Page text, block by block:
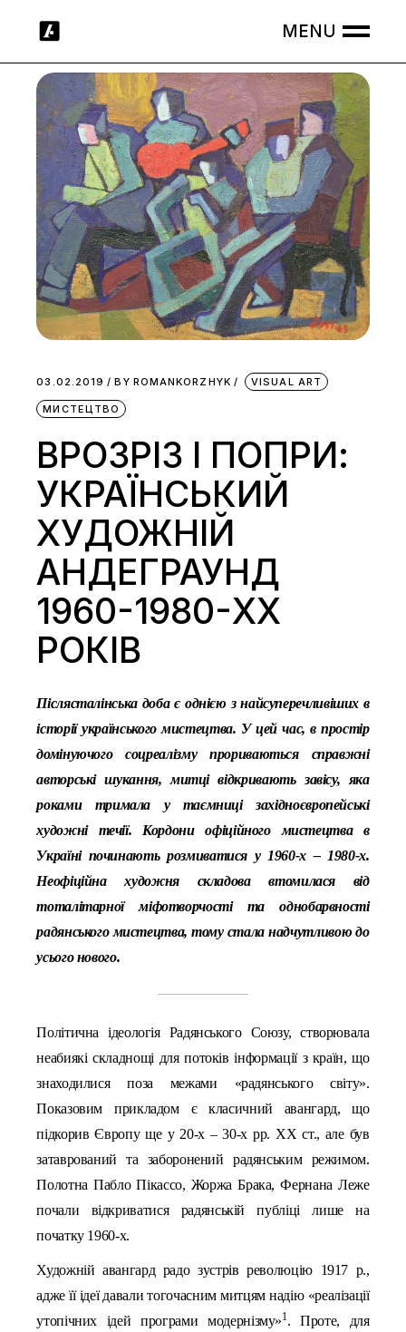
03.02.2019 BY ROMANKORZHYK VISUAL ART
МИСТЕЦТВО
ВРОЗРІЗ І ПОПРИ:
УКРАЇНСЬКИЙ
ХУДОЖНІЙ
АНДЕГРАУНД
1960-1980-ХХ
РОКІВ
Післясталінська доба є однією з найсуперечливіших в
історії українського мистецтва. У цей час, в простір
домінуючого соцреалізму прориваються справжні
авторські шукання, митці відкривають завісу, яка
роками тримала у таємниці західноєвропейські
художні течії. Кордони офіційного мистецтва в
Україні починають розмиватися у 1960-х – 1980-х.
Неофіційна художня складова втомилася від
тоталітарної міфотворчості та однобарвності
радянського мистецтва, тому стала надчутливою до
усього нового.
Політична ідеологія Радянського Союзу, створювала
неабиякі складнощі для потоків інформації з країн, що
знаходилися поза межами «радянського світу».
Показовим прикладом єкласичний авангард, що
підкорив Європуще у 20-х – 30-х рр. ХХ ст., але був
затаврований та заборонений радянським режимом.
Полотна Пабло Пікассо, Жоржа Брака, Фернана Леже
почали відкриватися радянській публіці лише на
початку 1960-х.
Художній авангард радо зустрів революцію 1917 р.,
адже її ідеї давали тогочасним митцям надію «реалізації
утопічних ідей програми модернізму»1. Проте, для